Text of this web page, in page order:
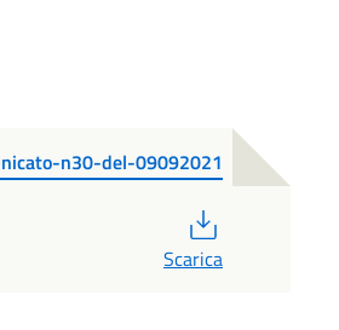
n30-del-09092021
Scarica